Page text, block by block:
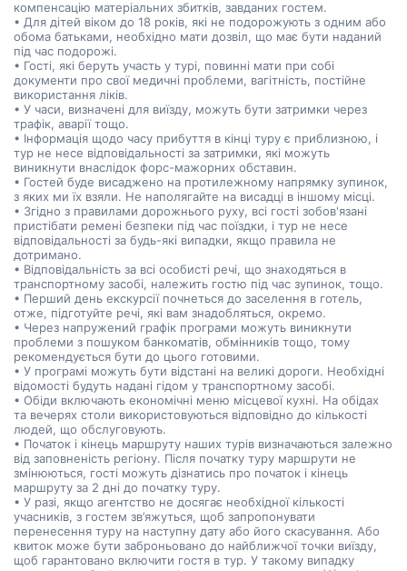
компенсацію матеріальних збитків, завданих гостем.
• Для дітей віком до 18 років, які не подорожують з одним або
обома батьками, необхідно мати дозвіл, що має бути наданий
під час подорожі.
• Гості, які беруть участь у турі, повинні мати при собі
документи про свої медичні проблеми, вагітність, постійне
використання ліків.
• У часи, визначені для виїзду, можуть бути затримки через
трафік, аварії тощо.
• Інформація щодо часу прибуття в кінці туру є приблизною, і
тур не несе відповідальності за затримки, які можуть
виникнути внаслідок форс-мажорних обставин.
• Гостей буде висаджено на протилежному напрямку зупинок,
з яких ми їх взяли. Не наполягайте на висадці в іншому місці.
• Згідно з правилами дорожнього руху, всі гості зобов'язані
пристібати ремені безпеки під час поїздки, і тур не несе
відповідальності за будь-які випадки, якщо правила не
дотримано.
• Відповідальність за всі особисті речі, що знаходяться в
транспортному засобі, належить гостю під час зупинок, тощо.
• Перший день екскурсії почнеться до заселення в готель,
отже, підготуйте речі, які вам знадобляться, окремо.
• Через напружений графік програми можуть виникнути
проблеми з пошуком банкоматів, обмінників тощо, тому
рекомендується бути до цього готовими.
• У програмі можуть бути відстані на великі дороги. Необхідні
відомості будуть надані гідом у транспортному засобі.
• Обіди включають економічні меню місцевої кухні. На обідах
та вечерях столи використовуються відповідно до кількості
людей, що обслуговують.
• Початок і кінець маршруту наших турів визначаються залежно
від заповненість регіону. Після початку туру маршрути не
змінюються, гості можуть дізнатись про початок і кінець
маршруту за 2 дні до початку туру.
• У разі, якщо агентство не досягає необхідної кількості
учасників, з гостем зв’яжуться, щоб запропонувати
перенесення туру на наступну дату або його скасування. Або
квиток може бути заброньовано до найближчої точки виїзду,
щоб гарантовано включити гостя в тур. У такому випадку